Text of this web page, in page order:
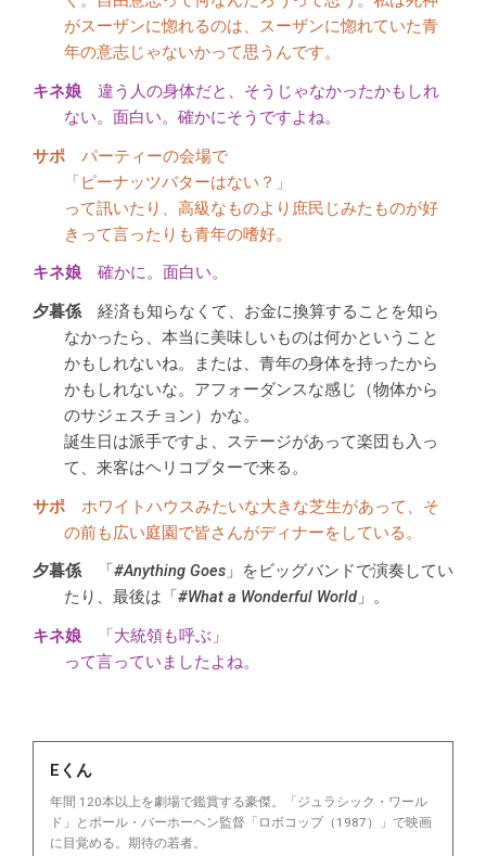
がスーザンに惚れるのは、スーザンに惚れていた青
年の意志じゃないかって思うんです。
違う人の身体だと、そうじゃなかったかもしれ
ない。面白い。確かにそうですよね。
パーティーの会場で
「ピーナッツバターはない？」
って訊いたり、高級なものより庶民じみたものが好
きって言ったりも青年の嗜好。
確かに。面白い。
経済も知らなくて、お金に換算することを知ら
なかったら、本当に美味しいものは何かということ
かもしれないね。または、青年の身体を持ったから
かもしれないな。アフォーダンスな感じ（物体から
のサジェスチョン）かな。
誕生日は派手ですよ、ステージがあって楽団も入っ
て、来客はヘリコプターで来る。
ホワイトハウスみたいな大きな芝生があって、そ
の前も広い庭園で皆さんがディナーをしている。
「#Anything Goes 」をビッグバンドで演奏してい
たり、最後は「#What a Wonderful World」。
「大統領も呼ぶ」
って言っていましたよね。
Eくん
年間 120本以上を劇場で鑑賞する豪傑。「ジュラシック・ワール
ド」とポール・バーホーヘン監督「ロボコップ（1987）」で映画
に目覚める。期待の若者。